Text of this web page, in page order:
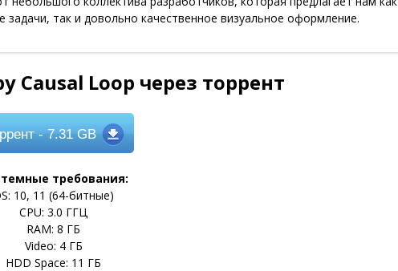
задачи, так и довольно качественное визуальное оформление.
Causal Loop через торрент
- 7.31 GB
требования:
10, 11 (64-битные)
CPU: 3.0 ГГЦ
RAM: 8 ГБ
Video: 4 ГБ
HDD Space: 11 ГБ